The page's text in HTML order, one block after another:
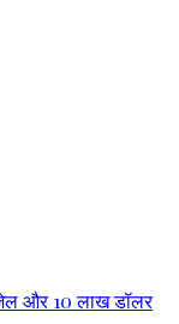
और 10 लाख डॉलर